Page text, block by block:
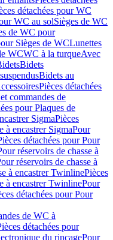
détachées pour WC
WC au solSièges de WC
de WC pour
Sièges de WCLunettes
WCWC à la turqueAvec
Bidets
Bidets au
Pièces détachées
commandes de
pour Plaques de
SigmaPièces
à encastrer SigmaPour
détachées pour Pour
réservoirs de chasse à
réservoirs de chasse à
à encastrer TwinlinePièces
à encastrer TwinlinePour
détachées pour Pour
de WC à
détachées pour
du rinçagePour